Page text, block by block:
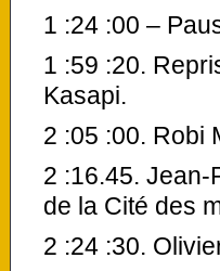
1 :24 :00 –
1 :59 :20.
Kasapi.
2 :05 :00. Robi
2 :16.45.
de la Cité des
2 :24 :30.